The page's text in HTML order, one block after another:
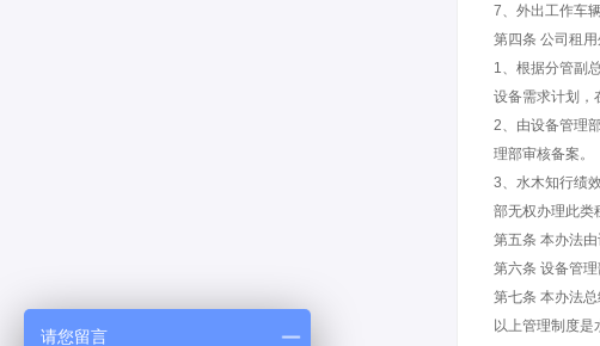
7、外出工作车
第四条 公司租
1、根据分管副
设备需求计划，
2、由设备管理
理部审核备案。
3、水木知行绩
部无权办理此类
第五条 本办法由
第六条 设备管理
第七条 本办法
以上管理制度是
请您留言